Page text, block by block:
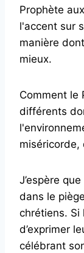
Prophète
l'accent sur
manière
mieux.
Comment le
différents
miséricorde,
J’espère
dans le
chrétiens. Si
d’exprimer
célébrant